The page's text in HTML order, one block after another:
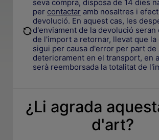
seva compra, disposa de 14 dies
per contactar amb nosaltres i
devolució. En aquest cas, les
d'enviament de la devolució seran
de l'import a retornar, llevat que la
sigui per causa d'error per part de
deteriorament en el transport, en
serà reemborsada la totalitat de
¿Li agrada
d'art?